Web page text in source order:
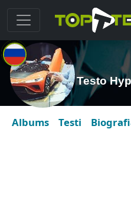
Testo
Albums Testi